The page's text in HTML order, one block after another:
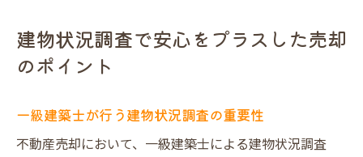
建物状況調査で安心をプラスした売却
のポイント
一級建築士が行う建物状況調査の重要性
不動産売却において、一級建築士による建物状況調査